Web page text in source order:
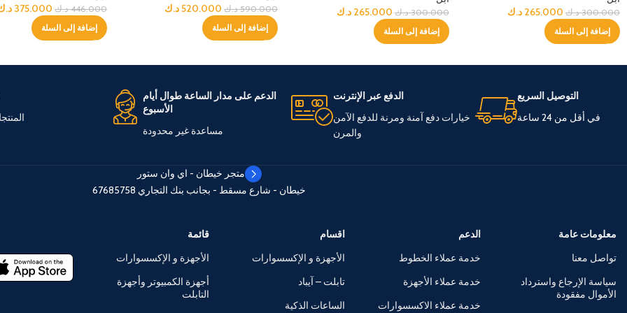
300.000 د.ك 265.000 د.ك
إضافة إلى السلة
300.000 د.ك 265.000 د.ك
إضافة إلى السلة
590.000 د.ك 520.000د.ك
إضافة إلى السلة
446.000 د.ك 375.000
إضافة إلى السلة
التوصيل السريع
في أقل من 24 ساعة
الدفع عبر الإنترنت
خيارات دفع آمنة ومرنة للدفع الآمن
والمرن
الدعم على مدار الساعة طوال أيام
الأسبوع
مساعدة غير محدودة
متجر خيطان - اي وان ستور
خيطان - شارع مسقط - بجانب بنك التجاري 67685758
معلومات عامة
تواصل معنا
سياسة الإرجاع واسترداد
الأموال مفقودة
الدعم
خدمة عملاء الخطوط
خدمة عملاء الأجهزة
خدمة عملاء الاكسسوارات
اقسام
الأجهزة و الإكسسوارات
تابلت – آيباد
الساعات الذكية
قائمة
الأجهزة و الإكسسوارات
أجهزة الكمبيوتر وأجهزة
التابلت